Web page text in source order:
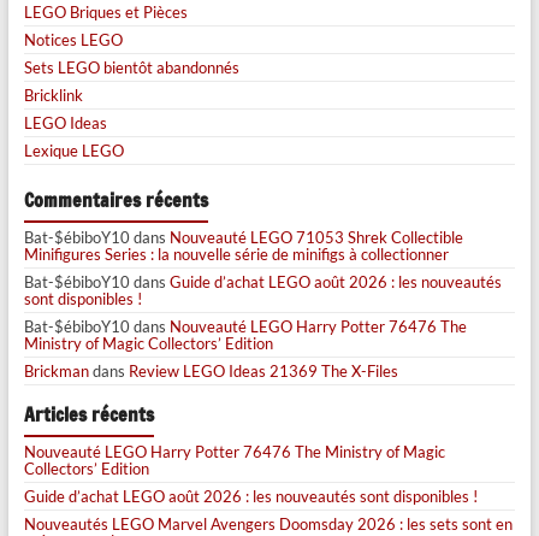
LEGO Briques et Pièces
Notices LEGO
Sets LEGO bientôt abandonnés
Bricklink
LEGO Ideas
Lexique LEGO
Commentaires récents
Bat-$ébiboY10dans Nouveauté LEGO 71053 Shrek Collectible
Minifigures Series : la nouvelle série de minifigs à collectionner
Bat-$ébiboY10dans Guide d’achat LEGO août 2026 : les nouveautés
sont disponibles !
Bat-$ébiboY10dans Nouveauté LEGO Harry Potter 76476 The
Ministry of Magic Collectors’ Edition
Brickmandans Review LEGO Ideas 21369 The X-Files
Articles récents
Nouveauté LEGO Harry Potter 76476 The Ministry of Magic
Collectors’ Edition
Guide d’achat LEGO août 2026 : les nouveautés sont disponibles !
Nouveautés LEGO Marvel Avengers Doomsday 2026 : les sets sont en